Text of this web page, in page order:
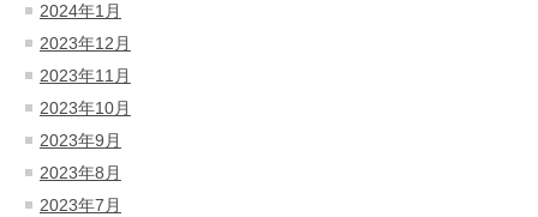
2024年1月
2023年12月
2023年11月
2023年10月
2023年9月
2023年8月
2023年7月